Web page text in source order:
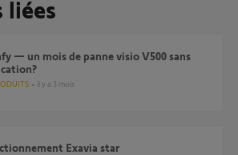
liées
il y a 3 mois
Exavia star